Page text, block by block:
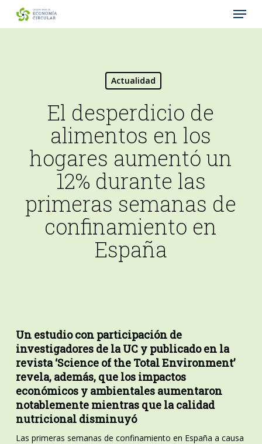
Menu
Actualidad
El desperdicio de
alimentos en los
hogares aumentó un
12% durante las
primeras semanas de
confinamiento en
España
Un estudio con participación de
investigadores de la UC y publicado en la
revista ‘Science of the Total Environment’
revela, además, que los impactos
económicos y ambientales aumentaron
notablemente mientras que la calidad
nutricional disminuyó
Las primeras semanas de confinamiento en España a causa